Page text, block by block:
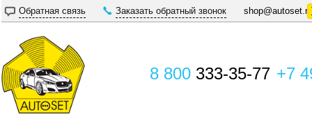
Обратная связь Заказать обратный звонок shop@autoset.ru
8 800 333-35-77 +7